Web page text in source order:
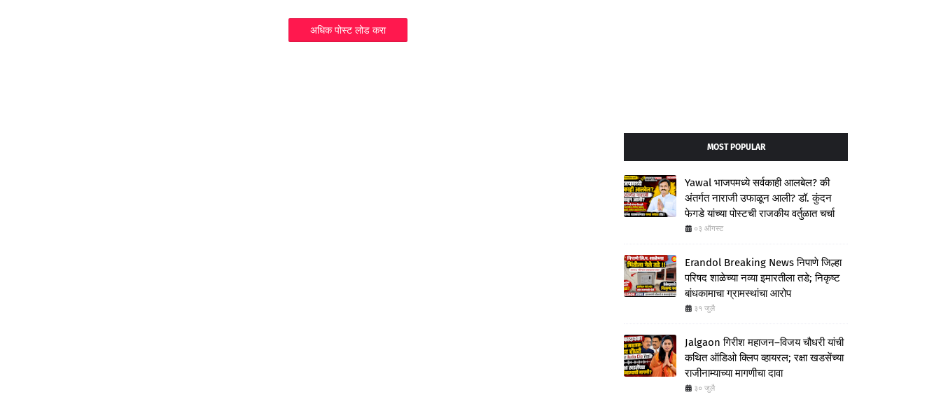
अधिक पोस्ट लोड करा
MOST POPULAR
Yawal भाजपमध्ये सर्वकाही आलबेल? की
अंतर्गत नाराजी उफाळून आली? डॉ. कुंदन
फेगडे यांच्या पोस्टची राजकीय वर्तुळात चर्चा
०३ ऑगस्ट
Erandol Breaking News निपाणे जिल्हा
परिषद शाळेच्या नव्या इमारतीला तडे; निकृष्ट
बांधकामाचा ग्रामस्थांचा आरोप
३१ जुलै
Jalgaon गिरीश महाजन–विजय चौधरी यांची
कथित ऑडिओ क्लिप व्हायरल; रक्षा खडसेंच्या
राजीनाम्याच्या मागणीचा दावा
३० जुलै